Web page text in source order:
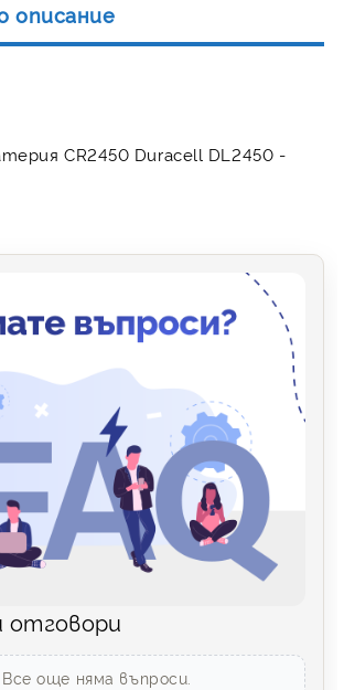
описание
CR2450 Duracell DL2450 -
отговори
Все още няма въпроси.